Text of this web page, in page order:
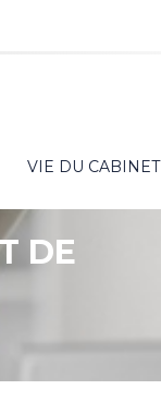
VIE DU CABINET
DE